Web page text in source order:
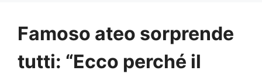
Famoso ateo sorprende
tutti: “Ecco perché il